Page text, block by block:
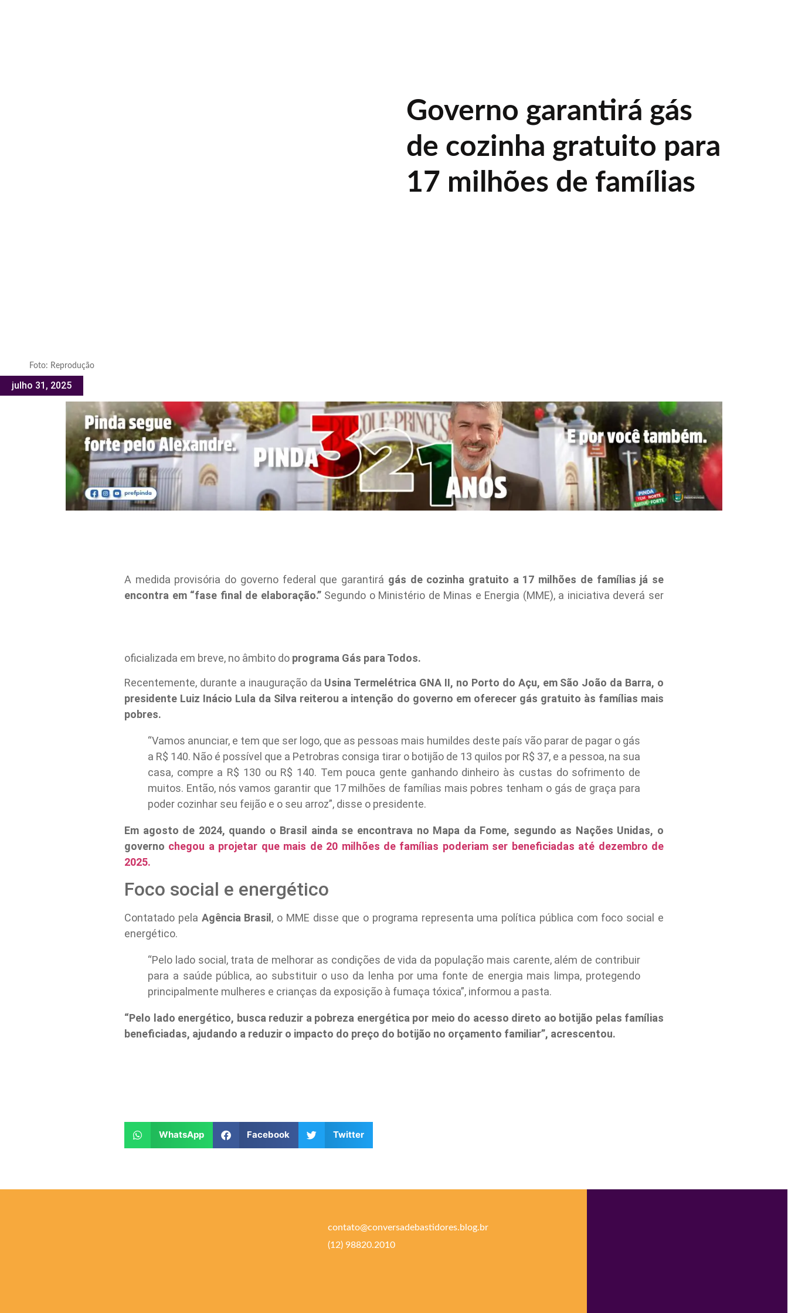
Foto: Reprodução
julho 31, 2025
Governo garantirá gás
de cozinha gratuito para
17 milhões de famílias
A medida provisória do governo federal que garantirá gás de cozinha gratuito a 17 milhões de famílias já se
encontra em “fase final de elaboração.” Segundo o Ministério de Minas e Energia (MME), a iniciativa deverá ser
oficializada em breve, no âmbito do programa Gás para Todos.
Recentemente, durante a inauguração da Usina Termelétrica GNA II, no Porto do Açu, em São João da Barra, o
presidente Luiz Inácio Lula da Silva reiterou a intenção do governo em oferecer gás gratuito às famílias mais
pobres.
“Vamos anunciar, e tem que ser logo, que as pessoas mais humildes deste país vão parar de pagar o gás
a R$ 140. Não é possível que a Petrobras consiga tirar o botijão de 13 quilos por R$ 37, e a pessoa, na sua
casa, compre a R$ 130 ou R$ 140. Tem pouca gente ganhando dinheiro às custas do sofrimento de
muitos. Então, nós vamos garantir que 17 milhões de famílias mais pobres tenham o gás de graça para
poder cozinhar seu feijão e o seu arroz”, disse o presidente.
Em agosto de 2024, quando o Brasil ainda se encontrava no Mapa da Fome, segundo as Nações Unidas, o
governo chegou a projetar que mais de 20 milhões de famílias poderiam ser beneficiadas até dezembro de
2025.
Foco social e energético
Contatado pela Agência Brasil , o MME disse que o programa representa uma política pública com foco social e
energético.
“Pelo lado social, trata de melhorar as condições de vida da população mais carente, além de contribuir
para a saúde pública, ao substituir o uso da lenha por uma fonte de energia mais limpa, protegendo
principalmente mulheres e crianças da exposição à fumaça tóxica”, informou a pasta.
“Pelo lado energético, busca reduzir a pobreza energética por meio do acesso direto ao botijão pelas famílias
beneficiadas, ajudando a reduzir o impacto do preço do botijão no orçamento familiar”, acrescentou.
WhatsApp Facebook Twitter
contato@conversadebastidores.blog.br
(12) 98820.2010